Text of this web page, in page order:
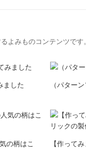
よみものコンテンツです
ました （パター
の柄はこ
【作って